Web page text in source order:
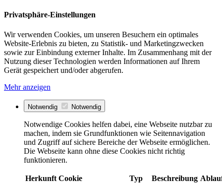
Privatsphäre-Einstellungen
Wir verwenden Cookies, um unseren Besuchern ein optimales
Website-Erlebnis zu bieten, zu Statistik- und Marketingzwecken
sowie zur Einbindung externer Inhalte. Im Zusammenhang mit der
Nutzung dieser Technologien werden Informationen auf Ihrem
Gerät gespeichert und/oder abgerufen.
Mehr anzeigen
Notwendig Notwendig
Notwendige Cookies helfen dabei, eine Webseite nutzbar zu
machen, indem sie Grundfunktionen wie Seitennavigation
und Zugriff auf sichere Bereiche der Webseite ermöglichen.
Die Webseite kann ohne diese Cookies nicht richtig
funktionieren.
Herkunft Cookie Typ Beschreibung